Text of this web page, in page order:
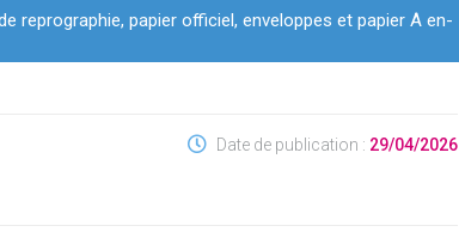
reprographie, papier officiel, enveloppes et papier À en-
Date de publication : 29/04/2026